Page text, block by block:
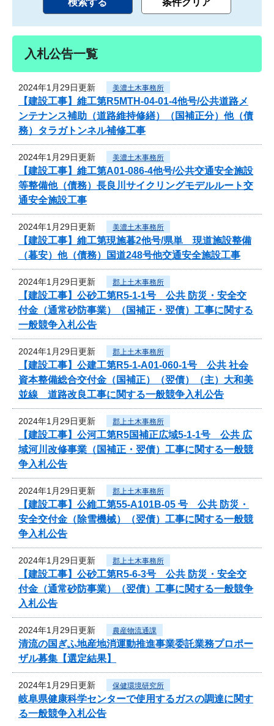
入札公告一覧
2024年1月29日更新 美濃土木事務所
【建設工事】維工第R5MTH-04-01-4他号/公共道路メ
ンテナンス補助（道路維持修繕）（国補正分）他（債
務）タラガトンネル補修工事
2024年1月29日更新 美濃土木事務所
【建設工事】維工第A01-086-4他号/公共交通安全施設
等整備他（債務）長良川サイクリングモデルルート交
通安全施設工事
2024年1月29日更新 美濃土木事務所
【建設工事】維工第現施暮2他号/県単 現道施設整備
（暮安）他（債務）国道248号他交通安全施設工事
2024年1月29日更新 郡上土木事務所
【建設工事】公砂工第R5-1-1号 公共 防災・安全交
付金（通常砂防事業）（国補正・翌債）工事に関する
一般競争入札公告
2024年1月29日更新 郡上土木事務所
【建設工事】公建工第R5-1-A01-060-1号 公共 社会
資本整備総合交付金（国補正）（翌債）（主）大和美
並線 道路改良工事に関する一般競争入札公告
2024年1月29日更新 郡上土木事務所
【建設工事】公河工第R5国補正広域5-1-1号 公共 広
域河川改修事業（国補正・翌債）工事に関する一般競
争入札公告
2024年1月29日更新 郡上土木事務所
【建設工事】公維工第55-A101B-05 号 公共 防災・
安全交付金（除雪機械）（翌債）工事に関する一般競
争入札公告
2024年1月29日更新 郡上土木事務所
【建設工事】公砂工第R5-6-3号 公共 防災・安全交
付金（通常砂防事業）（翌債）工事に関する一般競争
入札公告
2024年1月29日更新 農産物流通課
清流の国ぎふ地産地消運動推進事業委託業務プロポー
ザル募集【選定結果】
2024年1月29日更新 保健環境研究所
岐阜県健康科学センターで使用するガスの調達に関す
る一般競争入札公告